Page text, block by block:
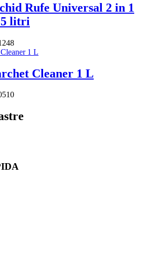
Rufe Universal 2 in 1
5 litri
Cleaner 1 L